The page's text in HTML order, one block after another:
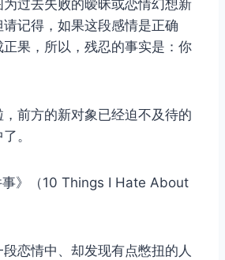
过去失败的暧昧或恋情幻想新
记得，如果这段感情是正确
果，所以，残忍的事实是：你
前方的新对象已经迫不及待的
。
事》（10 Things I Hate About
恋情中、却发现有点憋扭的人